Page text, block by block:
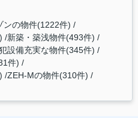
ンの物件(1222件)
新築・築浅物件(493件)
設備充実な物件(345件)
件)
ZEH-Mの物件(310件)